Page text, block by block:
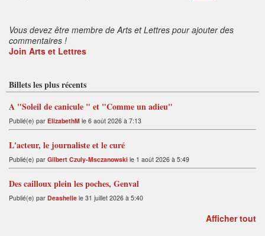
Vous devez être membre de Arts et Lettres pour ajouter des
commentaires !
Join Arts et Lettres
Billets les plus récents
A "Soleil de canicule " et "Comme un adieu"
Publié(e) par ElizabethM le 6 août 2026 à 7:13
L'acteur, le journaliste et le curé
Publié(e) par Gilbert Czuly-Msczanowski le 1 août 2026 à 5:49
Des cailloux plein les poches, Genval
Publié(e) par Deashelle le 31 juillet 2026 à 5:40
Afficher tout